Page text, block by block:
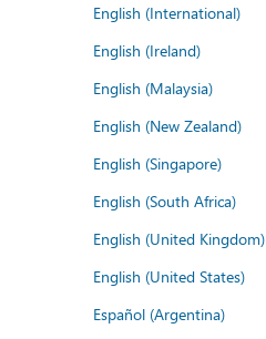
English (International)
English (Ireland)
English (Malaysia)
English (New Zealand)
English (Singapore)
English (South Africa)
English (United Kingdom)
English (United States)
Español (Argentina)